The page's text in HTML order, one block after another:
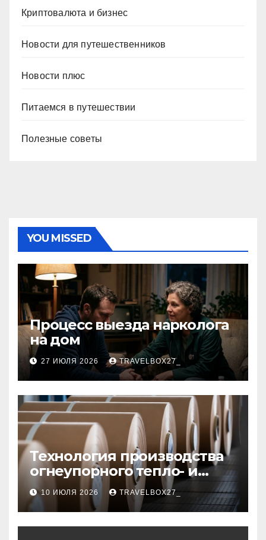
Криптовалюта и бизнес
Новости для путешественников
Новости плюс
Питаемся в путешествии
Полезные советы
YOU MISSED
Процесс выезда нарколога
на дом
27 ИЮЛЯ 2026 TRAVELBOX27_
Технология производства
огнеупорного тепло- и
звукоизоляционного
картона из
муллитокремнеземистого
волокна
10 ИЮЛЯ 2026 TRAVELBOX27_